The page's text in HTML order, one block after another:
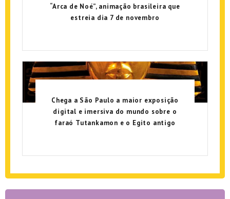
“Arca de Noé”, animação brasileira que
estreia dia 7 de novembro
Chega a São Paulo a maior exposição
digital e imersiva do mundo sobre o
faraó Tutankamon e o Egito antigo